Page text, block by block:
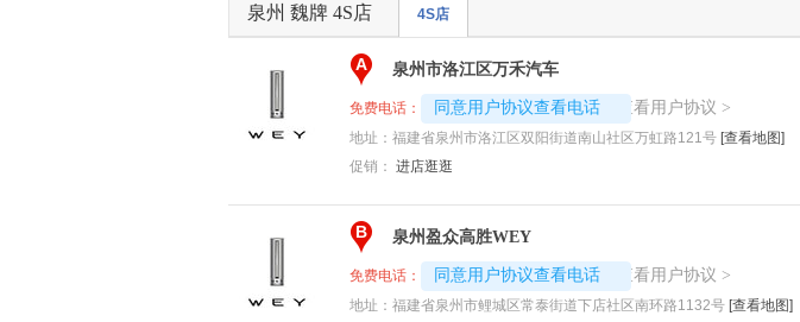
泉州 魏牌 4S店 4S店
A 泉州市洛江区万禾汽车
免费电话： 同意用户协议查看电话
4008194313-3912 查看用户协议 >
地址： 福建省泉州市洛江区双阳街道南山社区万虹路121号 [查看地图]
促销： 进店逛逛
B 泉州盈众高胜WEY
免费电话： 同意用户协议查看电话
4008192707-6112 查看用户协议 >
地址： 福建省泉州市鲤城区常泰街道下店社区南环路1132号 [查看地图]